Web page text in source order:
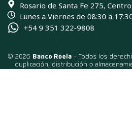
Rosario de Santa Fe 275,
Lunes a Viernes de 08:30 a
+54 9 351 322-9808
© 2026 Banco Roela - Todos los
duplicación, distribución o